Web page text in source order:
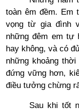
toàn êm đềm.
vọng từ gia đình
những đêm em tự
hay không, và có
những khoảng
đứng vững hơn,
điều tưởng chừng
Sau khi tốt